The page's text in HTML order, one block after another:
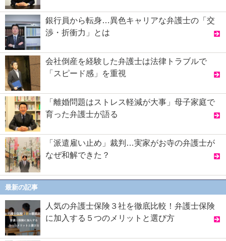
銀行員から転身…異色キャリアな弁護士の「交
渉・折衝力」とは
会社倒産を経験した弁護士は法律トラブルで
「スピード感」を重視
「離婚問題はストレス軽減が大事」母子家庭で
育った弁護士が語る
「派遣雇い止め」裁判…実家がお寺の弁護士が
なぜ和解できた？
最新の記事
人気の弁護士保険３社を徹底比較！弁護士保険
に加入する５つのメリットと選び方